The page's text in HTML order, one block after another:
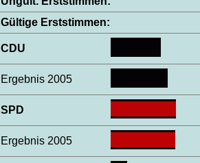
Gültige Erststimmen:
CDU
Ergebnis 2005
SPD
Ergebnis 2005